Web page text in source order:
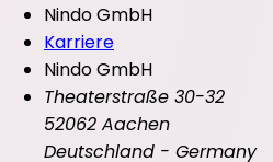
Nindo GmbH
Karriere
Nindo GmbH
Theaterstraße 30-32
52062 Aachen
Deutschland - Germany